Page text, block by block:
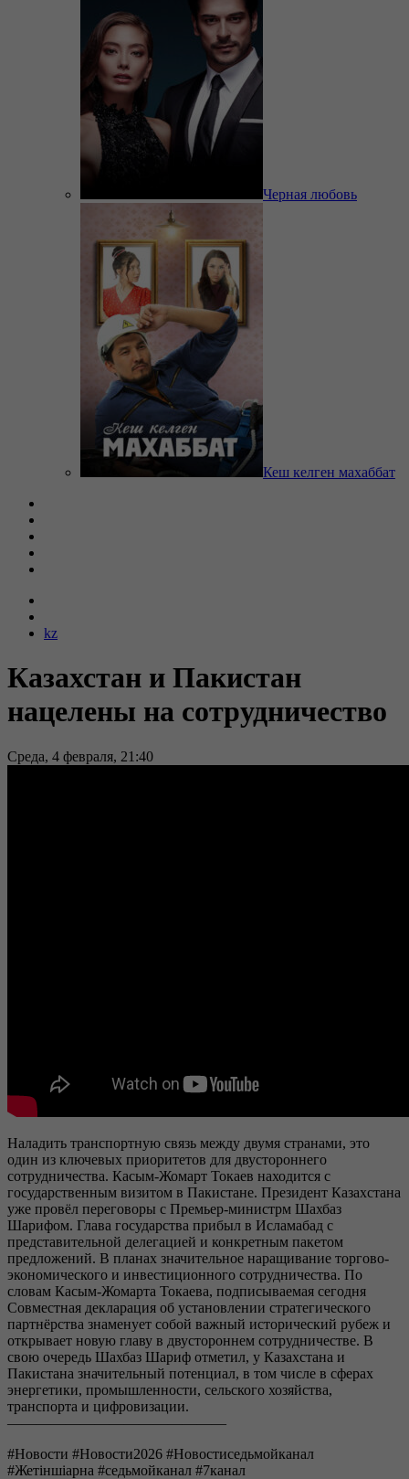
Черная любовь
Кеш келген махаббат
kz
Казахстан и Пакистан
нацелены на сотрудничество
Среда, 4 февраля, 21:40
Наладить транспортную связь между двумя странами, это
один из ключевых приоритетов для двустороннего
сотрудничества. Касым-Жомарт Токаев находится с
государственным визитом в Пакистане. Президент Казахстана
уже провёл переговоры с Премьер-министрм Шахбаз
Шарифом. Глава государства прибыл в Исламабад с
представительной делегацией и конкретным пакетом
предложений. В планах значительное наращивание торгово-
экономического и инвестиционного сотрудничества. По
словам Касым-Жомарта Токаева, подписываемая сегодня
Совместная декларация об установлении стратегического
партнёрства знаменует собой важный исторический рубеж и
открывает новую главу в двустороннем сотрудничестве. В
свою очередь Шахбаз Шариф отметил, у Казахстана и
Пакистана значительный потенциал, в том числе в сферах
энергетики, промышленности, сельского хозяйства,
транспорта и цифровизации.
———————————————
#Новости #Новости2026 #Новостиседьмойканал
#Жетіншіарна #седьмойканал #7канал